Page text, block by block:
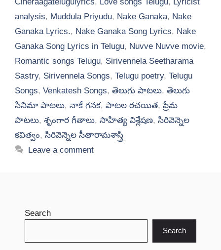
analysis, Muddula Priyudu, Nake Ganaka, Nake
Ganaka Lyrics., Nake Ganaka Song Lyrics, Nake
Ganaka Song Lyrics in Telugu, Nuvve Nuvve movie,
Romantic songs Telugu, Sirivennela Seetharama
Sastry, Sirivennela Songs, Telugu poetry, Telugu
Songs, Venkatesh Songs, తెలుగు పాటలు, తెలుగు
సినిమా పాటలు, నాకే గనక, పాటల రచయిత,ప్రేమ
పాటలు, శృంగార గీతాలు, సాహిత్య విశ్లేషణ, సిరివెన్నెల
కవిత్వం, సిరివెన్నెల సీతారామశాస్త్రి
Leave a comment
Search
Search